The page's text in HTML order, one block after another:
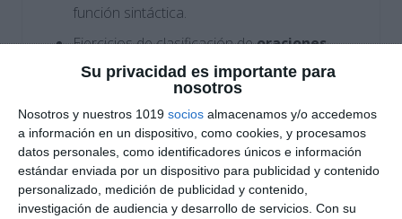
Su privacidad es importante para
nosotros
Nosotros y nuestros 1019 socios almacenamos y/o accedemos
a información en un dispositivo, como cookies, y procesamos
datos personales, como identificadores únicos e información
estándar enviada por un dispositivo para publicidad y contenido
personalizado, medición de publicidad y contenido,
investigación de audiencia y desarrollo de servicios. Con su
función sintáctica.
Ejercicios de clasificación deoraciones
coordinadas copulativas, adversativas,
disyuntivas, explicativas y
consecutivas, así como transformación de
oraciones yuxtapuestas.
Bloque de ortografía y puntuación
dedicado al uso correcto de losdos puntos
y elpunto y coma, acompañado de un